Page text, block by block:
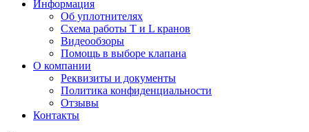
Информация
Об уплотнителях
Схема работы T и L кранов
Видеообзоры
Помощь в выборе клапана
О компании
Реквизиты и документы
Политика конфиденциальности
Отзывы
Контакты